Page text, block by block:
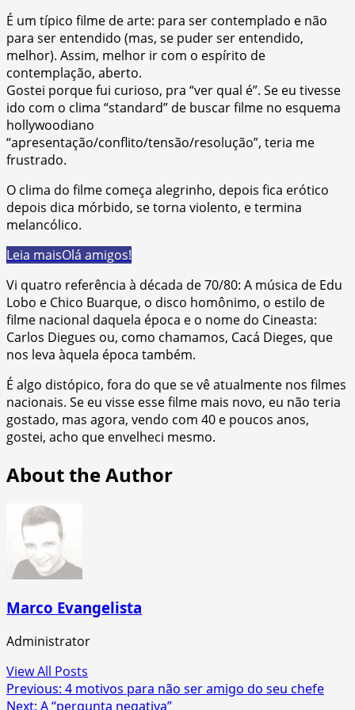
É um típico filme de arte: para ser contemplado e não
para ser entendido (mas, se puder ser entendido,
melhor). Assim, melhor ir com o espírito de
contemplação, aberto.
Gostei porque fui curioso, pra “ver qual é”. Se eu tivesse
ido com o clima “standard” de buscar filme no esquema
hollywoodiano
“apresentação/conflito/tensão/resolução”, teria me
frustrado.
O clima do filme começa alegrinho, depois fica erótico
depois dica mórbido, se torna violento, e termina
melancólico.
Leia maisOlá amigos!
Vi quatro referência à década de 70/80: A música de Edu
Lobo e Chico Buarque, o disco homônimo, o estilo de
filme nacional daquela época e o nome do Cineasta:
Carlos Diegues ou, como chamamos, Cacá Dieges, que
nos leva àquela época também.
É algo distópico, fora do que se vê atualmente nos filmes
nacionais. Se eu visse esse filme mais novo, eu não teria
gostado, mas agora, vendo com 40 e poucos anos,
gostei, acho que envelheci mesmo.
About the Author
Marco Evangelista
Administrator
View All Posts
Post
Previous: 4 motivos para não ser amigo do seu chefe
Next: A “pergunta negativa”